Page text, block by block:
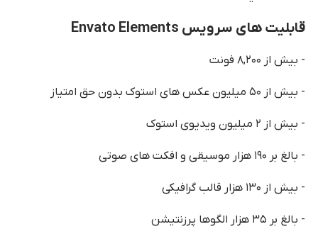
قابلیت های سرویس Envato Elements
- بیش از ۸,۲۰۰ فونت
- بیش از ۵۰ میلیون عکس های استوک بدون حق امتیاز
- بیش از ۲ میلیون ویدیوی استوک
- بالغ بر ۱۹۰ هزار موسیقی و افکت های صوتی
- بیش از ۱۳۰ هزار قالب گرافیکی
- بالغ بر ۳۵ هزار الگوها پرزنتیشن